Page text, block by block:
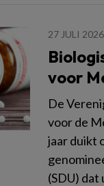
27 JULI 2026
voor
De
voor de
jaar duikt
(SDU)